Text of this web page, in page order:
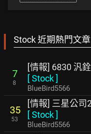
Stock 近期熱門文章
7
8
[情報] 6830 汎
[Stock]
BlueBird5566
35
53
[情報] 三星公司
[Stock]
BlueBird5566